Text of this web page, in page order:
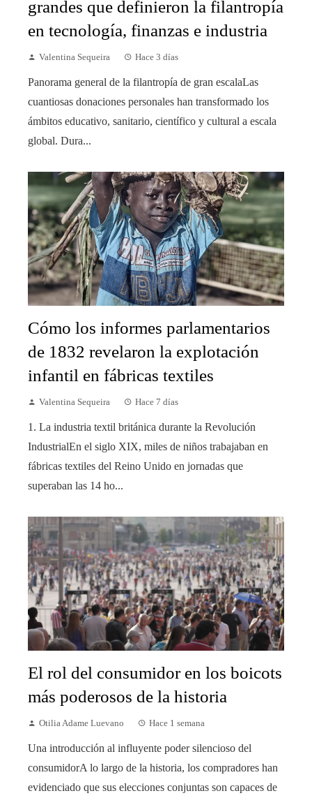
grandes que definieron la filantropía
en tecnología, finanzas e industria
Valentina Sequeira Hace 3 días
Panorama general de la filantropía de gran escalaLas
cuantiosas donaciones personales han transformado los
ámbitos educativo, sanitario, científico y cultural a escala
global. Dura...
Cómo los informes parlamentarios
de 1832 revelaron la explotación
infantil en fábricas textiles
Valentina Sequeira Hace 7 días
1. La industria textil británica durante la Revolución
IndustrialEn el siglo XIX, miles de niños trabajaban en
fábricas textiles del Reino Unido en jornadas que
superaban las 14 ho...
El rol del consumidor en los boicots
más poderosos de la historia
Otilia Adame Luevano Hace 1 semana
Una introducción al influyente poder silencioso del
consumidorA lo largo de la historia, los compradores han
evidenciado que sus elecciones conjuntas son capaces de